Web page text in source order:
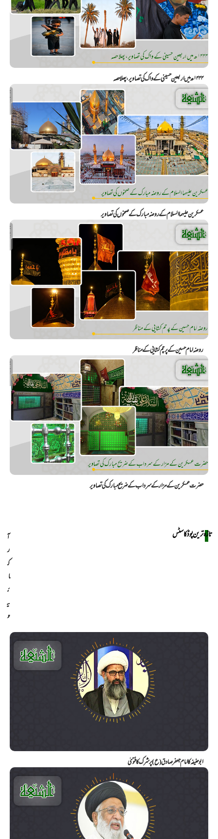
۱۴۴۴ھ میں اربعین حسینی کے واک کی تصاویر، پھلا حصہ
عسکرین علیهما السلام کے روضہ مبارک کے صحنوں کی تصاویر
روضہ امام حسین کے پرچم کشايي کے مناظر
حضرت عسکرین کے مزار کے سرداب کے ضریح مبارک کی تصاویر
تازہ ترین پوڈکاسٹس
آ
ر
ک
ا
ئ
ی
و
ابو حنیفہ کا امام جعفر صادق (ع) پر شرک کا فتویٰ